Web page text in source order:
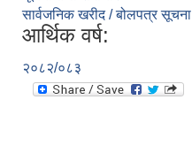
सार्वजनिक खरीद / बोलपत्र सूचना
आर्थिक वर्ष:
२०८२/०८३